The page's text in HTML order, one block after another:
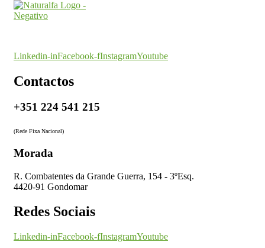
Linkedin-inFacebook-fInstagramYoutube
Contactos
+351 224 541 215
(Rede Fixa Nacional)
Morada
R. Combatentes da Grande Guerra, 154 - 3ºEsq.
4420-91 Gondomar
Redes Sociais
Linkedin-inFacebook-fInstagramYoutube